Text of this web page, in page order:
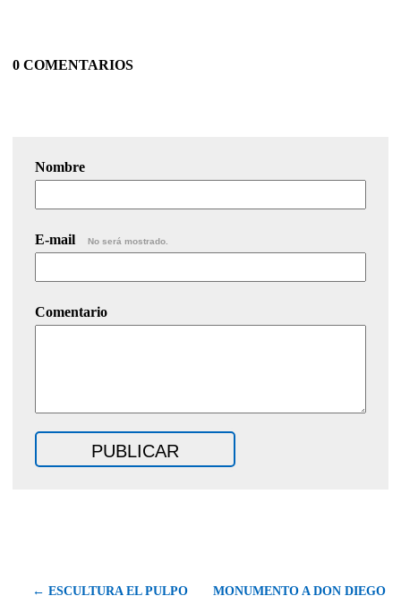
0 COMENTARIOS
Nombre
E-mail No será mostrado.
Comentario
← ESCULTURA EL PULPO MONUMENTO A DON DIEGO